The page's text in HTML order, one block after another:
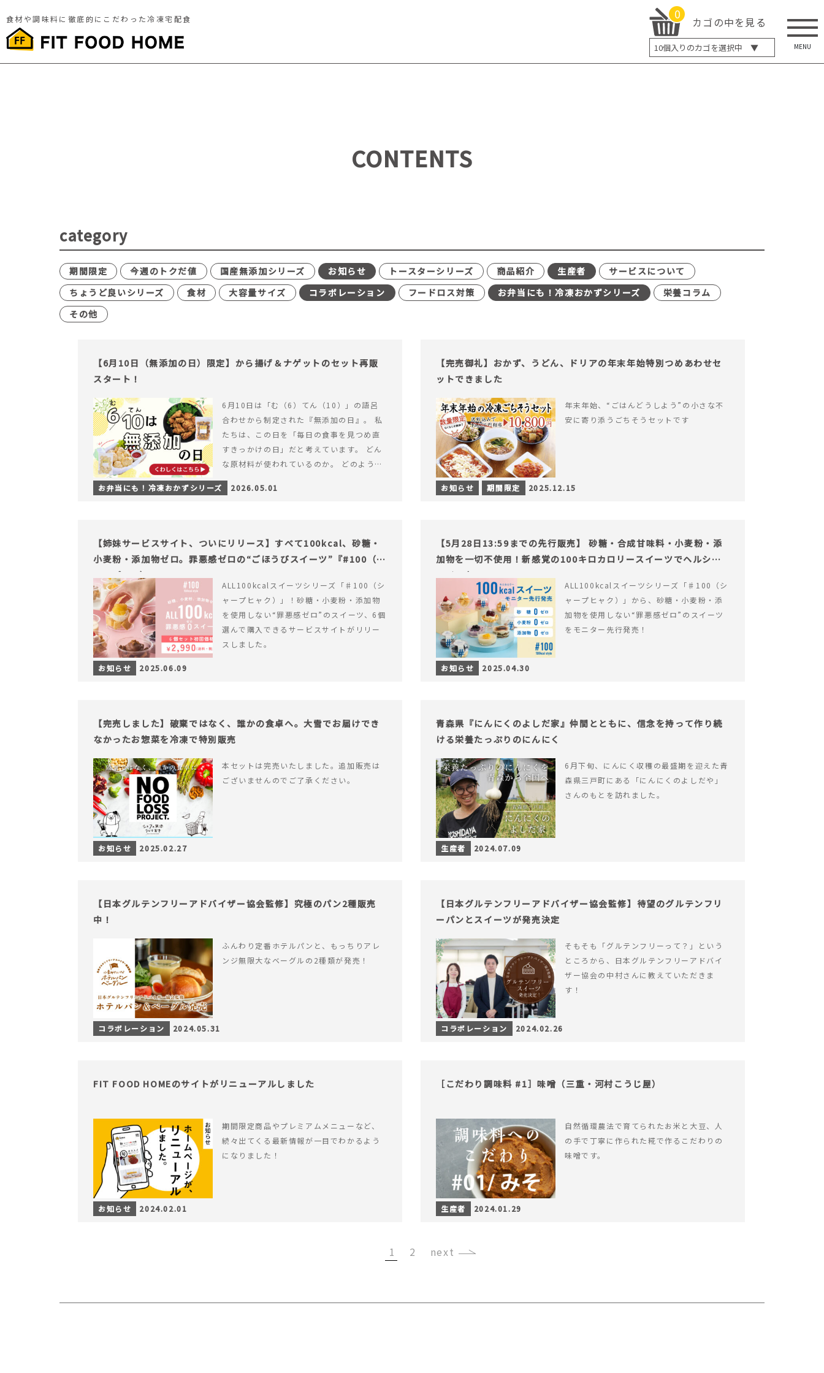
食材や調味料に徹底的にこだわった冷凍宅配食 0
カゴの中を見る
10個入りのカゴを選択中 ▼
5個入り
MENU
CONTENTS
category
期間限定 今週のトクだ値 国産無添加シリーズ お知らせ トースターシリーズ 商品紹介 生産者
サービスについて
ちょうど良いシリーズ
食材 大容量サイズ コラボレーション フードロス対策 お弁当にも！冷凍おかずシリーズ
栄養コラム
その他
【6月10日（無添加の日）限定】から揚げ＆ナゲットのセット再販
スタート！
6月10日は「む（6）てん（10）」の語呂
合わせから制定された『無添加の日』。 私
たちは、この日を「毎日の食事を見つめ直
すきっかけの日」だと考えています。 どん
な原材料が使われているのか。 どのように
つくられているのか。&hellip; 続きを読む
【6月10日（無添加の日）限定】から揚げ
お弁当にも！冷凍おかずシリーズ 2026.05.01
【完売御礼】おかず、うどん、ドリアの年末年始特別つめあわせセ
ットできました
年末年始、“ごはんどうしよう”の小さな不
安に寄り添うごちそうセットです
お知らせ 期間限定 2025.12.15
【姉妹サービスサイト、ついにリリース】すべて100kcal、砂糖・
小麦粉・添加物ゼロ。罪悪感ゼロの“ごほうびスイーツ”『#100（シ
ャープ100）』
ALL100kcalスイーツシリーズ「♯100（シ
ャープヒャク）」！砂糖・小麦粉・添加物
を使用しない“罪悪感ゼロ”のスイーツ、6個
選んで購入できるサービスサイトがリリー
スしました。
お知らせ 2025.06.09
【5月28日13:59までの先行販売】 砂糖・合成甘味料・小麦粉・添
加物を一切不使用！新感覚の100キロカロリースイーツでヘルシー
ライフを。
ALL100kcalスイーツシリーズ「♯100（シ
ャープヒャク）」から、砂糖・小麦粉・添
加物を使用しない“罪悪感ゼロ”のスイーツ
をモニター先行発売！
お知らせ 2025.04.30
【完売しました】破棄ではなく、誰かの食卓へ。大雪でお届けでき
なかったお惣菜を冷凍で特別販売
本セットは完売いたしました。追加販売は
ございませんのでご了承ください。
お知らせ 2025.02.27
青森県『にんにくのよしだ家』仲間とともに、信念を持って作り続
ける栄養たっぷりのにんにく
6月下旬、にんにく収穫の最盛期を迎えた青
森県三戸町にある「にんにくのよしだや」
さんのもとを訪れました。
生産者 2024.07.09
【日本グルテンフリーアドバイザー協会監修】究極のパン2種販売
中！
ふんわり定番ホテルパンと、もっちりアレ
ンジ無限大なベーグルの2種類が発売！
コラボレーション 2024.05.31
【日本グルテンフリーアドバイザー協会監修】待望のグルテンフリ
ーパンとスイーツが発売決定
そもそも「グルテンフリーって？」という
ところから、日本グルテンフリーアドバイ
ザー協会の中村さんに教えていただきま
す！
コラボレーション 2024.02.26
FIT FOOD HOMEのサイトがリニューアルしました
期間限定商品やプレミアムメニューなど、
続々出てくる最新情報が一目でわかるよう
になりました！
お知らせ 2024.02.01
［こだわり調味料 #1］味噌（三重・河村こうじ屋）
自然循環農法で育てられたお米と大豆、人
の手で丁寧に作られた糀で作るこだわりの
味噌です。
生産者 2024.01.29
1 2 ›